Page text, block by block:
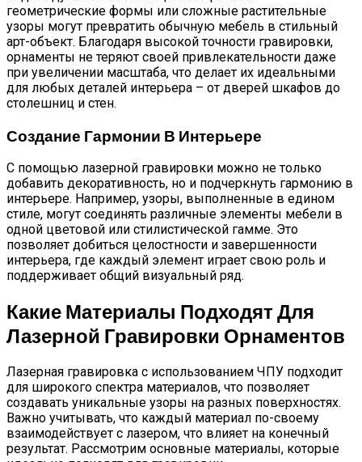
геометрические формы или сложные растительные
узоры могут превратить обычную мебель в стильный
арт-объект. Благодаря высокой точности гравировки,
орнаменты не теряют своей привлекательности даже
при увеличении масштаба, что делает их идеальными
для любых деталей интерьера – от дверей шкафов до
столешниц и стен.
Создание Гармонии В Интерьере
С помощью лазерной гравировки можно не только
добавить декоративность, но и подчеркнуть гармонию в
интерьере. Например, узоры, выполненные в едином
стиле, могут соединять различные элементы мебели в
одной цветовой или стилистической гамме. Это
позволяет добиться целостности и завершенности
интерьера, где каждый элемент играет свою роль и
поддерживает общий визуальный ряд.
Какие Материалы Подходят Для
Лазерной Гравировки Орнаментов
Лазерная гравировка с использованием ЧПУ подходит
для широкого спектра материалов, что позволяет
создавать уникальные узоры на разных поверхностях.
Важно учитывать, что каждый материал по-своему
взаимодействует с лазером, что влияет на конечный
результат. Рассмотрим основные материалы, которые